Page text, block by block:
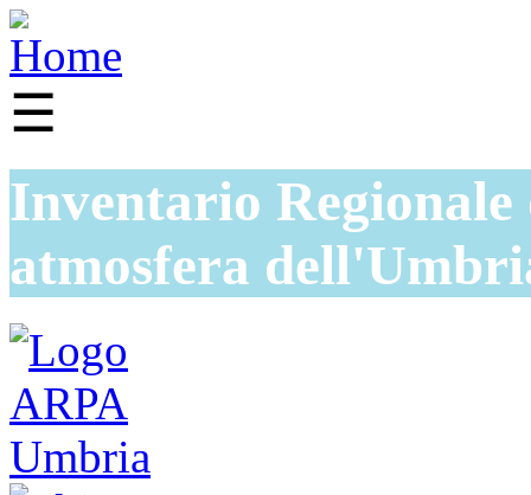
☰
Inventario
atmosfera